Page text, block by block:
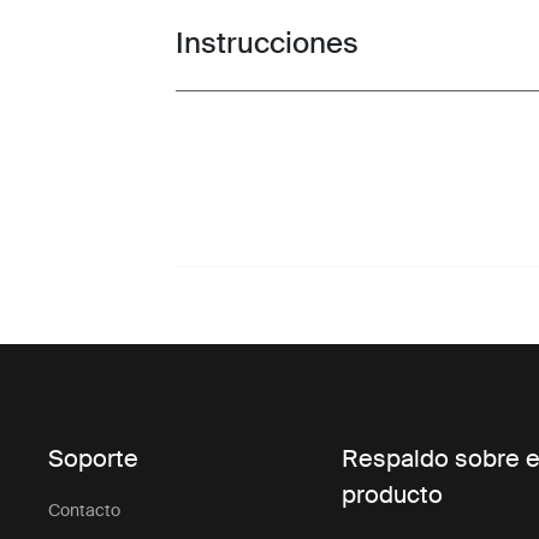
Toggle guides and instructions
Instrucciones
Soporte
Contacto
Respaldo sobre
producto